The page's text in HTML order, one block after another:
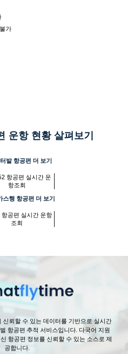
가
운항 현황 살펴보기
발 항공편 더 보기
항공편 실시간 운
항조회
스행 항공편 더 보기
항공편 실시간 운항
조회
할 수 있는 데이터를 기반으로 실시간
항공편 추적 서비스입니다. 다국어 지원
항공편 정보를 신뢰할 수 있는 소스로 제
공합니다.